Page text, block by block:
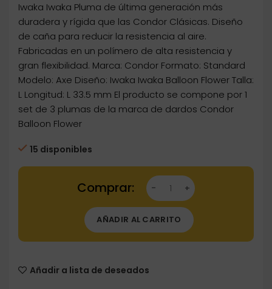
Iwaka Iwaka Pluma de última generación más
duradera y rígida que las Condor Clásicas. Diseño
de caña para reducir la resistencia al aire.
Fabricadas en un polímero de alta resistencia y
gran flexibilidad. Marca: Condor Formato: Standard
Modelo: Axe Diseño: Iwaka Iwaka Balloon Flower Talla:
L Longitud: L 33.5 mm El producto se compone por 1
set de 3 plumas de la marca de dardos Condor
Balloon Flower
15 disponibles
Dartstore Plumas Condor Axe Standard
AÑADIR AL CARRITO
Añadir a lista de deseados